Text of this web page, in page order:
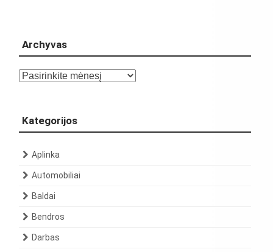
Archyvas
Archyvas
Kategorijos
Aplinka
Automobiliai
Baldai
Bendros
Darbas